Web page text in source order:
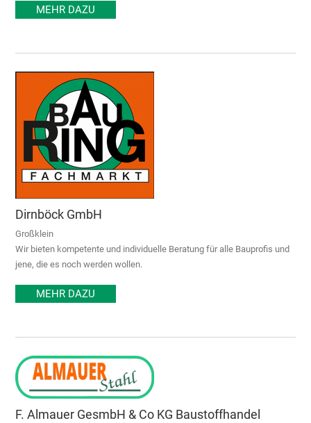
MEHR DAZU
Dirnböck GmbH
Großklein
Wir bieten kompetente und individuelle Beratung für alle Bauprofis und
jene, die es noch werden wollen.
MEHR DAZU
F. Almauer GesmbH & Co KG Baustoffhandel